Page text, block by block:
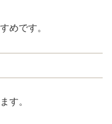
めです。
す。